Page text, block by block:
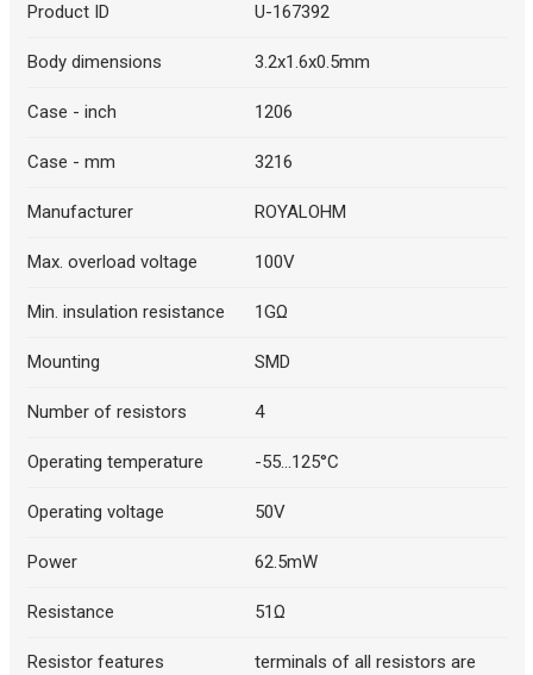
Product ID U-167392
Body dimensions 3.2x1.6x0.5mm
Case - inch 1206
Case - mm 3216
Manufacturer ROYALOHM
Max. overload voltage 100V
Min. insulation resistance 1GΩ
Mounting SMD
Number of resistors 4
Operating temperature -55...125°C
Operating voltage 50V
Power 62.5mW
Resistance 51Ω
Resistor features
terminals of all resistors are